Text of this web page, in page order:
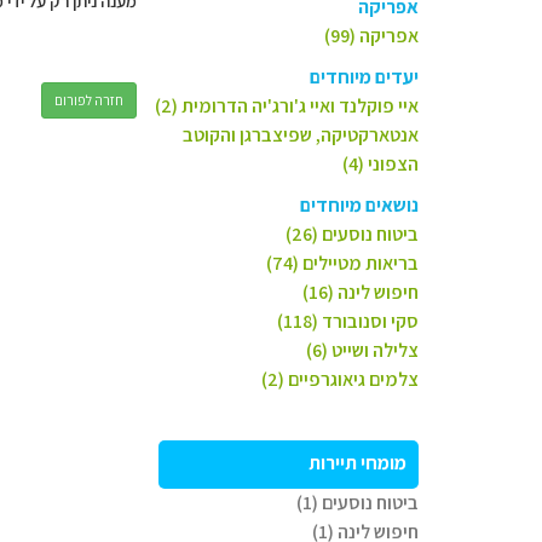
אפריקה
אפריקה (99)
יעדים מיוחדים
איי פוקלנד ואיי ג'ורג'יה הדרומית (2)
אנטארקטיקה, שפיצברגן והקוטב
הצפוני (4)
נושאים מיוחדים
ביטוח נוסעים (26)
בריאות מטיילים (74)
חיפוש לינה (16)
סקי וסנובורד (118)
צלילה ושייט (6)
צלמים גיאוגרפיים (2)
מומחי תיירות
ביטוח נוסעים (1)
חיפוש לינה (1)
חזרה לפורום